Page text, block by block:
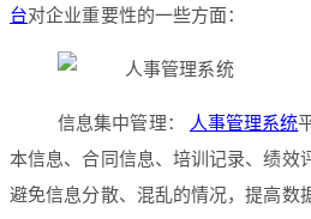
台对企业重要性的一些方面：
信息集中管理： 人事管理系统
本信息、合同信息、培训记录、绩效
避免信息分散、混乱的情况，提高数